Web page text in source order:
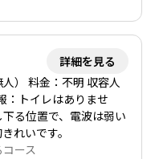
ともにリフレッシュで
る魅力があります。
詳細を見る
） 料金：不明 収容人
：トイレはありませ
る位置で、電波は弱い
れいです。
ース